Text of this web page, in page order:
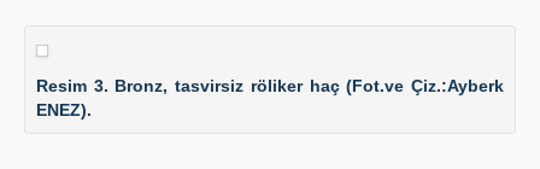
Resim 3. Bronz, tasvirsiz röliker haç (Fot.ve Çiz.:Ayberk
ENEZ).